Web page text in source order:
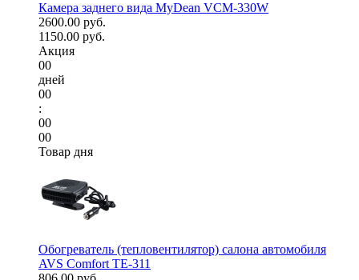
Камера заднего вида MyDean VCM-330W
2600.00 руб.
1150.00 руб.
Акция
00
дней
00
:
00
00
Товар дня
Обогреватель (тепловентилятор) салона автомобиля
AVS Comfort TE-311